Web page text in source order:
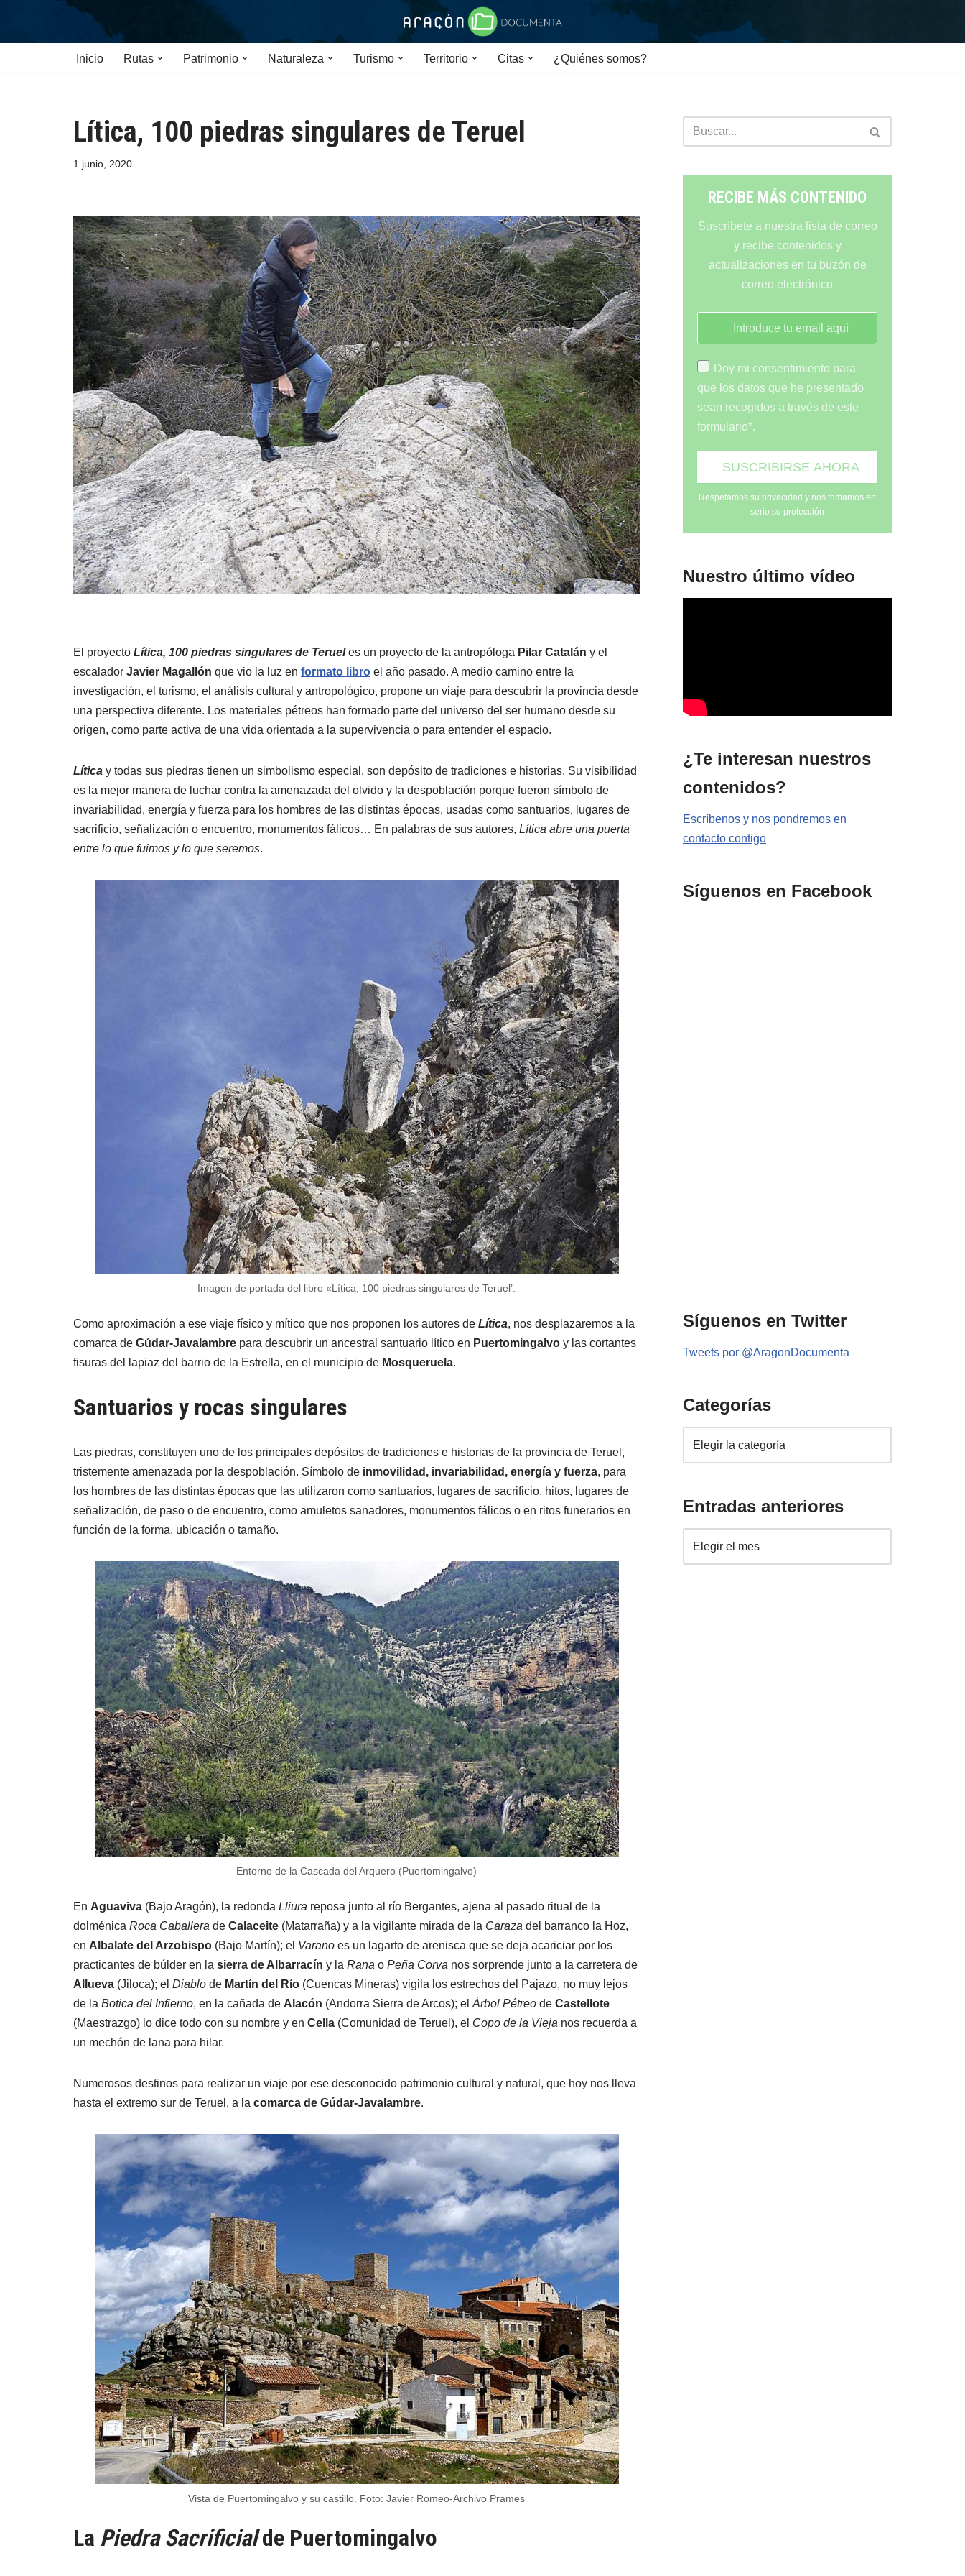
Inicio Rutas Patrimonio Naturaleza Turismo Territorio Citas ¿Quiénes somos?
Lítica, 100 piedras singulares de Teruel
1 junio, 2020
El proyecto Lítica, 100 piedras singulares de Terueles un proyecto de la antropóloga Pilar Catalán y el
escalador Javier Magallón que vio la luz en formato libro el año pasado. A medio camino entre la
investigación, el turismo, el análisis cultural y antropológico, propone un viaje para descubrir la provincia desde
una perspectiva diferente. Los materiales pétreos han formado parte del universo del ser humano desde su
origen, como parte activa de una vida orientada a la supervivencia o para entender el espacio.
Lítica y todas sus piedras tienen un simbolismo especial, son depósito de tradiciones e historias. Su visibilidad
es la mejor manera de luchar contra la amenazada del olvido y la despoblación porque fueron símbolo de
invariabilidad, energía y fuerza para los hombres de las distintas épocas, usadas como santuarios, lugares de
sacrificio, señalización o encuentro, monumentos fálicos… En palabras de sus autores, Lítica abre una puerta
entre lo que fuimos y lo que seremos.
Imagen de portada del libro «Lítica, 100 piedras singulares de Teruel’.
Como aproximación a ese viaje físico y mítico que nos proponen los autores de Lítica, nos desplazaremos a la
comarca de Gúdar-Javalambre para descubrir un ancestral santuario lítico en Puertomingalvo y las cortantes
fisuras del lapiaz del barrio de la Estrella, en el municipio de Mosqueruela.
Santuarios y rocas singulares
Las piedras, constituyen uno de los principales depósitos de tradiciones e historias de la provincia de Teruel,
tristemente amenazada por la despoblación. Símbolo de inmovilidad, invariabilidad, energía y fuerza, para
los hombres de las distintas épocas que las utilizaron como santuarios, lugares de sacrificio, hitos, lugares de
señalización, de paso o de encuentro, como amuletos sanadores, monumentos fálicos o en ritos funerarios en
función de la forma, ubicación o tamaño.
Entorno de la Cascada del Arquero (Puertomingalvo)
En Aguaviva (Bajo Aragón), la redonda Lliura reposa junto al río Bergantes, ajena al pasado ritual de la
dolménica Roca Caballera de Calaceite (Matarraña) y a la vigilante mirada de la Caraza del barranco la Hoz,
en Albalate del Arzobispo (Bajo Martín); el Varano es un lagarto de arenisca que se deja acariciar por los
practicantes de búlder en la sierra de Albarracín y la Rana o Peña Corva nos sorprende junto a la carretera de
Allueva (Jiloca); el Diablo de Martín del Río (Cuencas Mineras) vigila los estrechos del Pajazo, no muy lejos
de la Botica del Infierno, en la cañada de Alacón (Andorra Sierra de Arcos); el Árbol Pétreo de Castellote
(Maestrazgo) lo dice todo con su nombre y en Cella (Comunidad de Teruel), el Copo de la Vieja nos recuerda a
un mechón de lana para hilar.
Numerosos destinos para realizar un viaje por ese desconocido patrimonio cultural y natural, que hoy nos lleva
hasta el extremo sur de Teruel, a la comarca de Gúdar-Javalambre.
Vista de Puertomingalvo y su castillo. Foto: Javier Romeo-Archivo Prames
La Piedra Sacrificialde Puertomingalvo
RECIBE MÁS CONTENIDO
Suscríbete a nuestra lista de correo
y recibe contenidos y
actualizaciones en tu buzón de
correo electrónico
Doy mi consentimiento para
que los datos que he presentado
sean recogidos a través de este
formulario*.
Respetamos su privacidad y nos tomamos en
serio su protección
Nuestro último vídeo
¿Te interesan nuestros
contenidos?
Escríbenos y nos pondremos en
contacto contigo
Síguenos en Facebook
Síguenos en Twitter
Tweets por @AragonDocumenta
Categorías
Entradas anteriores